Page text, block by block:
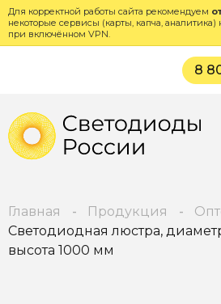
Для корректной работы сайта рекомендуем
некоторые сервисы (карты, капча, аналитика)
при включённом VPN.
8
Главная Продукция
Светодиодная люстра,
высота 1000 мм